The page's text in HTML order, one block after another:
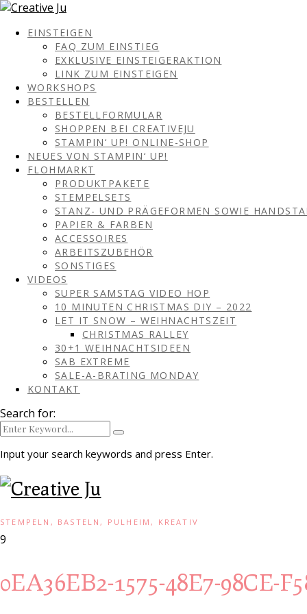
EINSTEIGEN
FAQ ZUM EINSTIEG
EXKLUSIVE EINSTEIGERAKTION
LINK ZUM EINSTEIGEN
WORKSHOPS
BESTELLEN
BESTELLFORMULAR
SHOPPEN BEI CREATIVEJU
STAMPIN‘ UP! ONLINE-SHOP
NEUES VON STAMPIN‘ UP!
FLOHMARKT
PRODUKTPAKETE
STEMPELSETS
STANZ- UND PRÄGEFORMEN SOWIE
PAPIER & FARBEN
ACCESSOIRES
ARBEITSZUBEHÖR
SONSTIGES
VIDEOS
SUPER SAMSTAG VIDEO HOP
10 MINUTEN CHRISTMAS DIY – 2022
LET IT SNOW – WEIHNACHTSZEIT
CHRISTMAS RALLEY
30+1 WEIHNACHTSIDEEN
SAB EXTREME
SALE-A-BRATING MONDAY
KONTAKT
Search for:
Input your search keywords and press Enter.
STEMPELN, BASTELN, PULHEIM, KREATIV
9
0EA36EB2-1575-48E7-98CE-